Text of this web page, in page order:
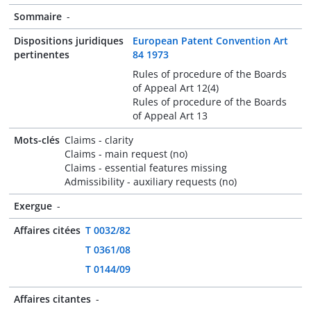
Sommaire -
Dispositions juridiques
pertinentes
European Patent Convention Art
84 1973
Rules of procedure of the Boards
of Appeal Art 12(4)
Rules of procedure of the Boards
of Appeal Art 13
Mots-clés Claims - clarity
Claims - main request (no)
Claims - essential features missing
Admissibility - auxiliary requests (no)
Exergue -
Affaires citées T 0032/82
T 0361/08
T 0144/09
Affaires citantes -